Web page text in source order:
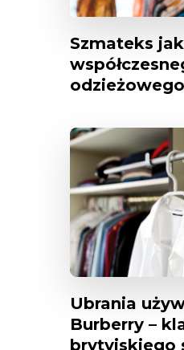
Szmateks
odzieżowego
Ubrania
Burberry –
brytyjskiego